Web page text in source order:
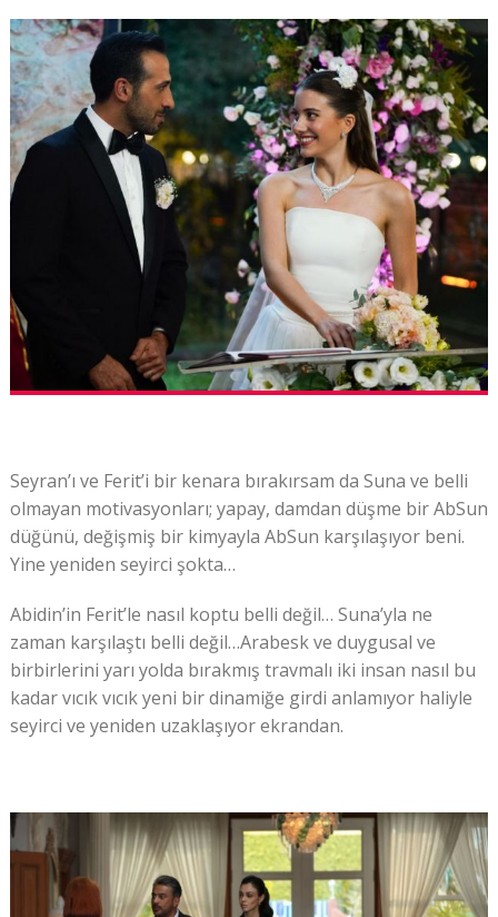
Seyran’ı ve Ferit’i bir kenara bırakırsam da Suna ve belli
olmayan motivasyonları; yapay, damdan düşme bir AbSun
düğünü, değişmiş bir kimyayla AbSun karşılaşıyor beni.
Yine yeniden seyirci şokta…
Abidin’in Ferit’le nasıl koptu belli değil… Suna’yla ne
zaman karşılaştı belli değil…Arabesk ve duygusal ve
birbirlerini yarı yolda bırakmış travmalı iki insan nasıl bu
kadar vıcık vıcık yeni bir dinamiğe girdi anlamıyor haliyle
seyirci ve yeniden uzaklaşıyor ekrandan.